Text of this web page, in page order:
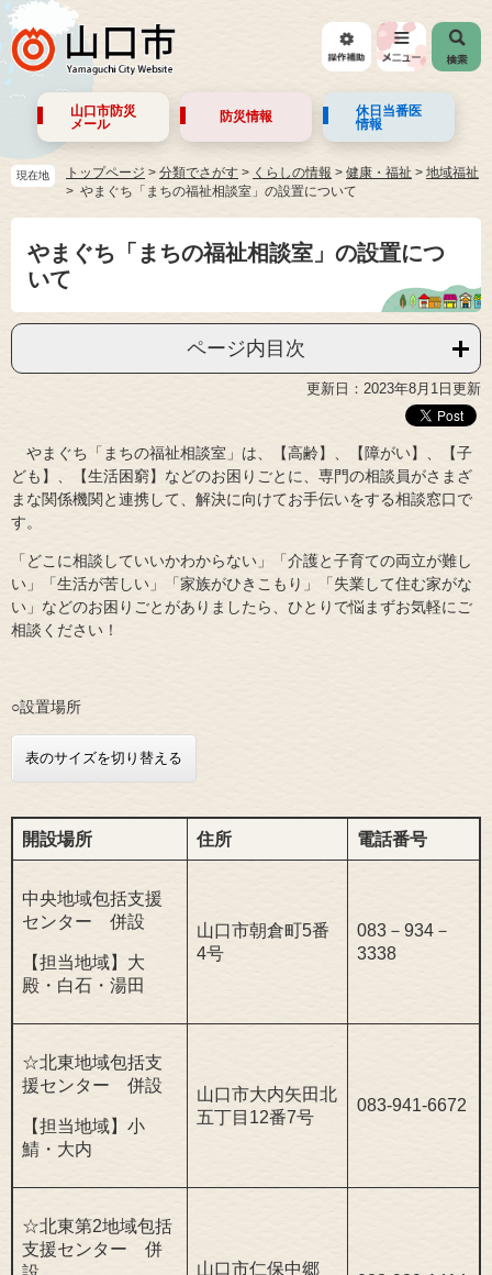
山口市防災
メール
防災情報
休日当番医
情報
現在地 トップページ > 分類でさがす > くらしの情報 > 健康・福祉 > 地域福祉
やまぐち「まちの福祉相談室」の設置について
やまぐち「まちの福祉相談室」の設置につ
いて
ページ内目次
更新日：2023年8月1日更新
やまぐち「まちの福祉相談室」は、【高齢】、【障がい】、【子
ども】、【生活困窮】などのお困りごとに、専門の相談員がさまざ
まな関係機関と連携して、解決に向けてお手伝いをする相談窓口で
す。
「どこに相談していいかわからない」「介護と子育ての両立が難し
い」「生活が苦しい」「家族がひきこもり」「失業して住む家がな
い」などのお困りごとがありましたら、ひとりで悩まずお気軽にご
相談ください！
○設置場所
表のサイズを切り替える
開設場所 住所 電話番号
中央地域包括支援
センター 併設
【担当地域】大
殿・白石・湯田
山口市朝倉町5番
4号
083－934－
3338
☆北東地域包括支
援センター 併設
【担当地域】小
鯖・大内
山口市大内矢田北
五丁目12番7号
083-941-6672
☆北東第2地域包括
支援センター 併
山口市仁保中郷